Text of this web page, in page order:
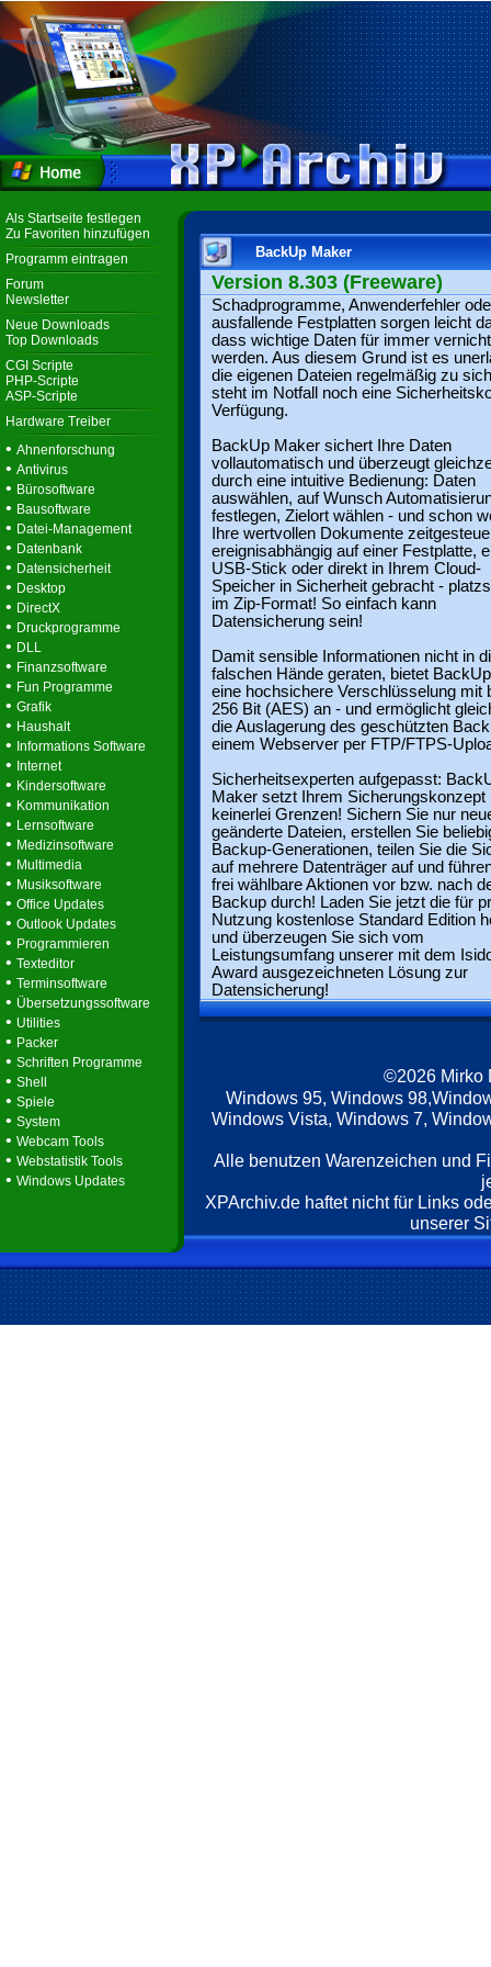
Als Startseite festlegen
Zu Favoriten hinzufügen
Programm eintragen
Forum
Newsletter
Neue Downloads
Top Downloads
CGI Scripte
PHP-Scripte
ASP-Scripte
Hardware Treiber
• Ahnenforschung
• Antivirus
• Bürosoftware
• Bausoftware
• Datei-Management
• Datenbank
• Datensicherheit
• Desktop
• DirectX
• Druckprogramme
• DLL
• Finanzsoftware
• Fun Programme
• Grafik
• Haushalt
• Informations Software
• Internet
• Kindersoftware
• Kommunikation
• Lernsoftware
• Medizinsoftware
• Multimedia
• Musiksoftware
• Office Updates
• Outlook Updates
• Programmieren
• Texteditor
• Terminsoftware
• Übersetzungssoftware
• Utilities
• Packer
• Schriften Programme
• Shell
• Spiele
• System
• Webcam Tools
• Webstatistik Tools
• Windows Updates
BackUp Maker
Version 8.303 (Freeware)
Schadprogramme, Anwenderfehler
ausfallende Festplatten sorgen leicht
dass wichtige Daten für immer
werden. Aus diesem Grund ist es
die eigenen Dateien regelmäßig zu
steht im Notfall noch eine
Verfügung.
BackUp Maker sichert Ihre Daten
vollautomatisch und überzeugt
durch eine intuitive Bedienung: Daten
auswählen, auf Wunsch
festlegen, Zielort wählen - und schon
Ihre wertvollen Dokumente
ereignisabhängig auf einer Festplatte,
USB-Stick oder direkt in Ihrem Cloud-
Speicher in Sicherheit gebracht -
im Zip-Format! So einfach kann
Datensicherung sein!
Damit sensible Informationen nicht in
falschen Hände geraten, bietet
eine hochsichere Verschlüsselung mit
256 Bit (AES) an - und ermöglicht
die Auslagerung des geschützten
einem Webserver per FTP/FTPS-
Sicherheitsexperten aufgepasst:
Maker setzt Ihrem Sicherungskonzept
keinerlei Grenzen! Sichern Sie nur
geänderte Dateien, erstellen Sie
Backup-Generationen, teilen Sie die
auf mehrere Datenträger auf und
frei wählbare Aktionen vor bzw. nach
Backup durch! Laden Sie jetzt die für
Nutzung kostenlose Standard Edition
und überzeugen Sie sich vom
Leistungsumfang unserer mit dem
Award ausgezeichneten Lösung zur
Datensicherung!
©2026 Mirko
Windows 95, Windows
Windows Vista, Windows 7,
Alle benutzen Warenzeichen und
XPArchiv.de haftet nicht für Links
unserer